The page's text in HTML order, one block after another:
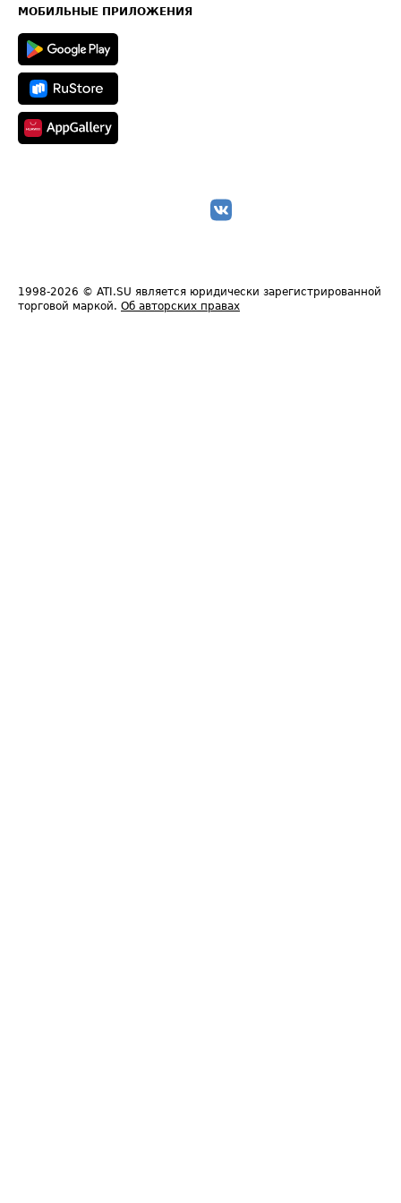
Техническая информация
МОБИЛЬНЫЕ ПРИЛОЖЕНИЯ
1998-2026 © ATI.SU является юридически зарегистрированной
торговой маркой. Об авторских правах